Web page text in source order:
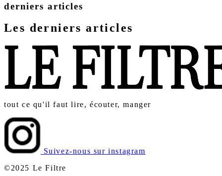
derniers articles
Les derniers articles
tout ce qu'il faut lire, écouter, manger
Suivez-nous sur instagram
©2025 Le Filtre